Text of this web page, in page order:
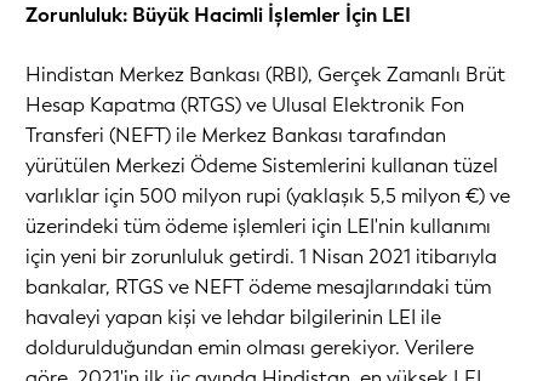
Zorunluluk: Büyük Hacimli İşlemler İçin LEI
Hindistan Merkez Bankası (RBI), Gerçek Zamanlı Brüt
Hesap Kapatma (RTGS) ve Ulusal Elektronik Fon
Transferi (NEFT) ile Merkez Bankası tarafından
yürütülen Merkezi Ödeme Sistemlerini kullanan tüzel
varlıklar için 500 milyon rupi (yaklaşık 5,5 milyon €) ve
üzerindeki tüm ödeme işlemleri için LEI'nin kullanımı
için yeni bir zorunluluk getirdi. 1 Nisan 2021 itibarıyla
bankalar, RTGS ve NEFT ödeme mesajlarındaki tüm
havaleyi yapan kişi ve lehdar bilgilerinin LEI ile
doldurulduğundan emin olması gerekiyor. Verilere